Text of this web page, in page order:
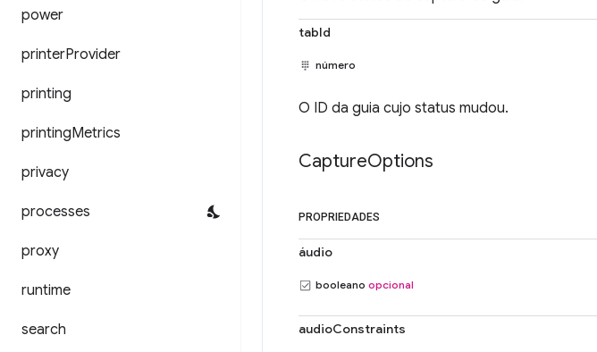
power
printerProvider
printing
printingMetrics
privacy
processes
proxy
runtime
search
tabId
número
O ID da guia cujo status mudou.
CaptureOptions
PROPRIEDADES
áudio
booleano opcional
audioConstraints